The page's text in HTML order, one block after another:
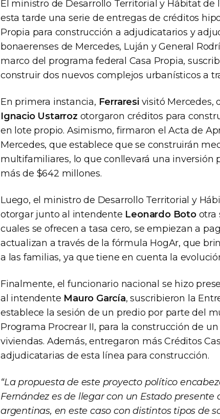
El ministro de Desarrollo Territorial y Hábitat de
esta tarde una serie de entregas de créditos
Propia para construcción a adjudicatarios y
bonaerenses de Mercedes, Luján y General
marco del programa federal Casa Propia,
construir dos nuevos complejos urbanísticos a
En primera instancia, Ferraresivisitó Mercedes,
Ignacio Ustarroz otorgaron créditos para
en lote propio. Asimismo, firmaron el Acta de
Mercedes, que establece que se construirán
multifamiliares, lo que conllevará una inversión
más de $642 millones.
Luego, el ministro de Desarrollo Territorial y
otorgar junto al intendente Leonardo Botootra
cuales se ofrecen a tasa cero, se empiezan a
actualizan a través de la fórmula HogAr, que
a las familias, ya que tiene en cuenta la
Finalmente, el funcionario nacional se hizo
al intendente Mauro García, suscribieron la
establece la sesión de un predio por parte del
Programa Procrear II, para la construcción de
viviendas. Además, entregaron más Créditos
adjudicatarias de esta línea para construcción.
“La propuesta de este proyecto político
Fernández es de llegar con un Estado
argentinas, en este caso con distintos tipos de